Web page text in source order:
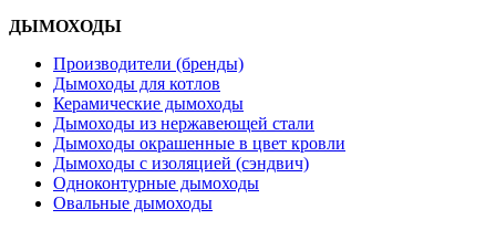
ДЫМОХОДЫ
Производители (бренды)
Дымоходы для котлов
Керамические дымоходы
Дымоходы из нержавеющей стали
Дымоходы окрашенные в цвет кровли
Дымоходы с изоляцией (сэндвич)
Одноконтурные дымоходы
Овальные дымоходы